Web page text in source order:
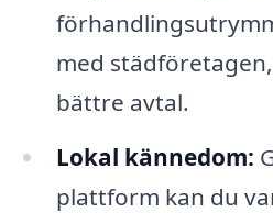
med
bättre avtal.
Lokal kännedom:
plattform kan du